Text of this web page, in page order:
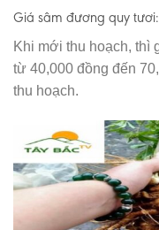
Giá sâm đương quy tươi:
Khi mới thu hoạch, thì
từ 40,000 đồng đến
thu hoạch.